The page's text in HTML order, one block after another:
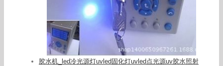
胶水机_led冷光源灯uvled固化灯uvled点光源uv胶水照射